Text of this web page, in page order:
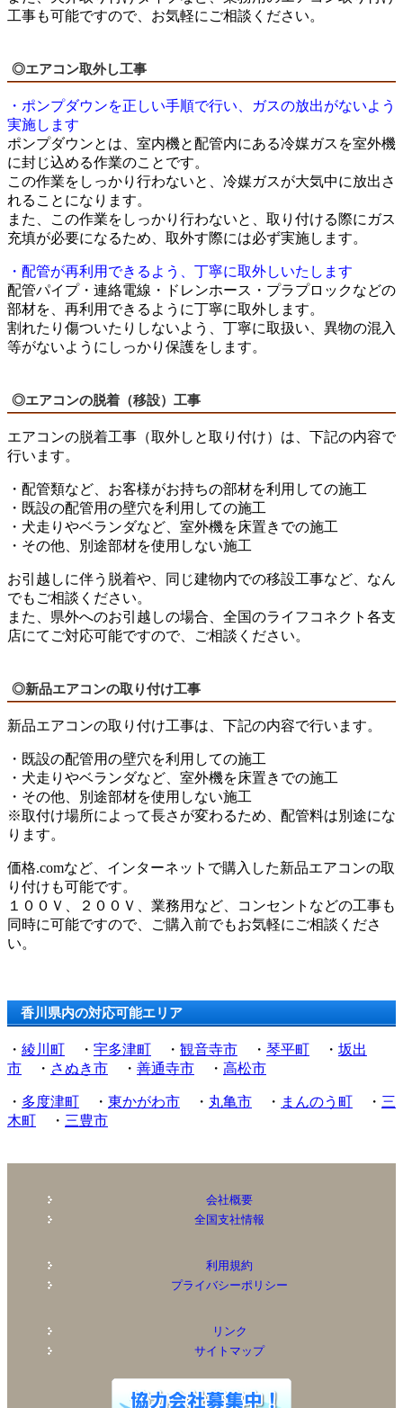
工事も可能ですので、お気軽にご相談ください。
◎エアコン取外し工事
・ポンプダウンを正しい手順で行い、ガスの放出がないよう
実施します
ポンプダウンとは、室内機と配管内にある冷媒ガスを室外機
に封じ込める作業のことです。
この作業をしっかり行わないと、冷媒ガスが大気中に放出さ
れることになります。
また、この作業をしっかり行わないと、取り付ける際にガス
充填が必要になるため、取外す際には必ず実施します。
・配管が再利用できるよう、丁寧に取外しいたします
配管パイプ・連絡電線・ドレンホース・プラプロックなどの
部材を、再利用できるように丁寧に取外します。
割れたり傷ついたりしないよう、丁寧に取扱い、異物の混入
等がないようにしっかり保護をします。
◎エアコンの脱着（移設）工事
エアコンの脱着工事（取外しと取り付け）は、下記の内容で
行います。
・配管類など、お客様がお持ちの部材を利用しての施工
・既設の配管用の壁穴を利用しての施工
・犬走りやベランダなど、室外機を床置きでの施工
・その他、別途部材を使用しない施工
お引越しに伴う脱着や、同じ建物内での移設工事など、なん
でもご相談ください。
また、県外へのお引越しの場合、全国のライフコネクト各支
店にてご対応可能ですので、ご相談ください。
◎新品エアコンの取り付け工事
新品エアコンの取り付け工事は、下記の内容で行います。
・既設の配管用の壁穴を利用しての施工
・犬走りやベランダなど、室外機を床置きでの施工
・その他、別途部材を使用しない施工
※取付け場所によって長さが変わるため、配管料は別途にな
ります。
価格.comなど、インターネットで購入した新品エアコンの取
り付けも可能です。
１００Ｖ、２００Ｖ、業務用など、コンセントなどの工事も
同時に可能ですので、ご購入前でもお気軽にご相談くださ
い。
香川県内の対応可能エリア
・ 綾川町 ・ 宇多津町 ・ 観音寺市 ・ 琴平町 ・ 坂出
市 ・ さぬき市 ・ 善通寺市 ・ 高松市
・ 多度津町 ・ 東かがわ市 ・ 丸亀市 ・ まんのう町 ・ 三
木町 ・ 三豊市
会社概要
全国支社情報
利用規約
プライバシーポリシー
リンク
サイトマップ